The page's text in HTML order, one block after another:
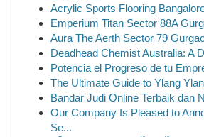
Acrylic Sports Flooring
Emperium Titan Sector 88A
Aura The Aerth Sector 79
Deadhead Chemist Australia: A
Potencia el Progreso de tu
The Ultimate Guide to Ylang
Bandar Judi Online Terbaik dan
Our Company Is Pleased to
Se...